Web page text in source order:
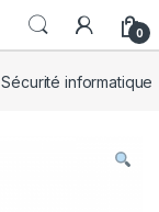
0
Sécurité informatique